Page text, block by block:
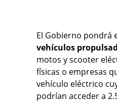
El Gobierno pondrá
vehículos
motos y scooter
físicas o empresas
vehículo eléctrico
podrían acceder a